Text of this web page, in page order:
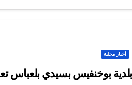
أخبار محلية
بلدية بوخنفيس بسيدي بلعباس